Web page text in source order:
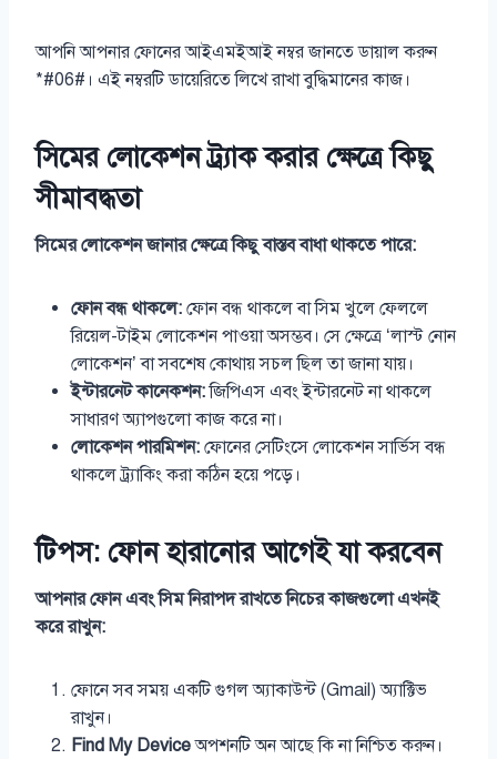
আপনি আপনার ফোনের আইএমইআই নম্বর জানতে ডায়াল করুন
*#06#। এই নম্বরটি ডায়েরিতে লিখে রাখা বুদ্ধিমানের কাজ।
সিমের লোকেশন ট্র্যাক করার ক্ষেত্রে কিছু
সীমাবদ্ধতা
সিমের লোকেশন জানার ক্ষেত্রে কিছু বাস্তব বাধা থাকতে পারে:
ফোন বন্ধ থাকলে: ফোন বন্ধ থাকলে বা সিম খুলে ফেললে
রিয়েল-টাইম লোকেশন পাওয়া অসম্ভব। সে ক্ষেত্রে ‘লাস্ট নোন
লোকেশন’ বা সবশেষ কোথায় সচল ছিল তা জানা যায়।
ইন্টারনেট কানেকশন:জিপিএস এবং ইন্টারনেট না থাকলে
সাধারণ অ্যাপগুলো কাজ করে না।
লোকেশন পারমিশন: ফোনের সেটিংসে লোকেশন সার্ভিস বন্ধ
থাকলে ট্র্যাকিং করা কঠিন হয়ে পড়ে।
টিপস: ফোন হারানোর আগেই যা করবেন
আপনার ফোন এবং সিম নিরাপদ রাখতে নিচের কাজগুলো এখনই
করে রাখুন:
ফোনে সব সময় একটি গুগল অ্যাকাউন্ট (Gmail) অ্যাক্টিভ
রাখুন।
Find My Deviceঅপশনটি অন আছে কি না নিশ্চিত করুন।